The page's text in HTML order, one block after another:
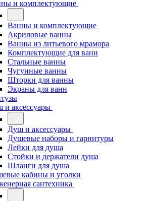
и комплектующие
Ванны и комплектующие
Акриловые ванны
Ванны из литьевого мрамора
Комплектующие для ванн
Стальные ванны
Чугунные ванны
Шторки для ванны
Экраны для ванн
и аксессуары
Душ и аксессуары
Душевые наборы и гарнитуры
Лейки для душа
Стойки и держатели душа
Шланги для душа
кабины и уголки
сантехника